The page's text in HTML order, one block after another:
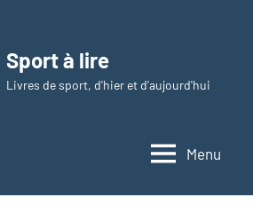
Sport à lire
Livres de sport, d'hier et d'aujourd'hui
Menu